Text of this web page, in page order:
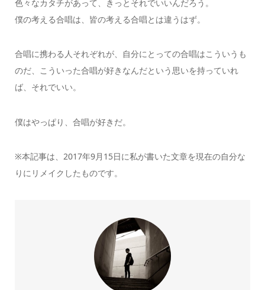
色々なカタチがあって、きっとそれでいいんだろう。
僕の考える合唱は、皆の考える合唱とは違うはず。
合唱に携わる人それぞれが、自分にとっての合唱はこういうも
のだ、こういった合唱が好きなんだという思いを持っていれ
ば、それでいい。
僕はやっぱり、合唱が好きだ。
※本記事は、2017年9月15日に私が書いた文章を現在の自分な
りにリメイクしたものです。